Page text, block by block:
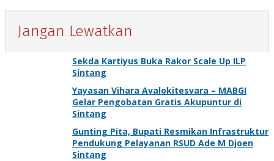
Jangan Lewatkan
Sekda Kartiyus Buka Rakor Scale Up ILP
Sintang
Yayasan Vihara Avalokitesvara – MABGI
Gelar Pengobatan Gratis Akupuntur di
Sintang
Gunting Pita, Bupati Resmikan Infrastruktur
Pendukung Pelayanan RSUD Ade M Djoen
Sintang